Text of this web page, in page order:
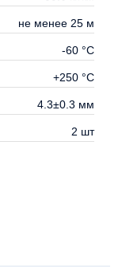
не менее 25 м
-60 °С
+250 °С
4.3±0.3 мм
2 шт